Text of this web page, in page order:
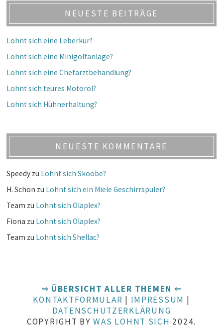
NEUESTE BEITRÄGE
Lohnt sich eine Leberkur?
Lohnt sich eine Minigolfanlage?
Lohnt sich eine Chefarztbehandlung?
Lohnt sich teures Motoröl?
Lohnt sich Hühnerhaltung?
NEUESTE KOMMENTARE
Speedy zu Lohnt sich Skoobe?
H. Schön zu Lohnt sich ein Miele Geschirrspüler?
Team zu Lohnt sich Olaplex?
Fiona zu Lohnt sich Olaplex?
Team zu Lohnt sich Shellac?
⇒ ÜBERSICHT ALLER THEMEN ⇐
KONTAKTFORMULAR | IMPRESSUM |
DATENSCHUTZERKLÄRUNG
COPYRIGHT BYWAS LOHNT SICH 2024.